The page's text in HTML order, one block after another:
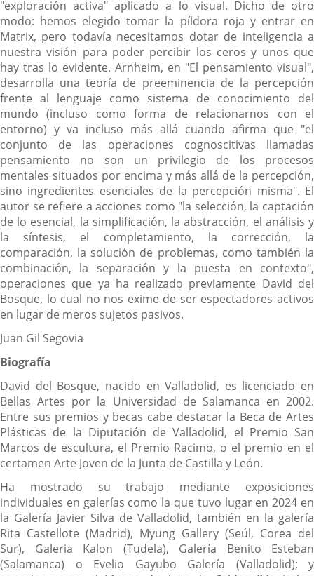
"exploración activa" aplicado a lo visual. Dicho de otro
modo: hemos elegido tomar la píldora roja y entrar en
Matrix, pero todavía necesitamos dotar de inteligencia a
nuestra visión para poder percibir los ceros y unos que
hay tras lo evidente. Arnheim, en "El pensamiento visual",
desarrolla una teoría de preeminencia de la percepción
frente al lenguaje como sistema de conocimiento del
mundo (incluso como forma de relacionarnos con el
entorno) y va incluso más allá cuando afirma que "el
conjunto de las operaciones cognoscitivas llamadas
pensamiento no son un privilegio de los procesos
mentales situados por encima y más allá de la percepción,
sino ingredientes esenciales de la percepción misma". El
autor se refiere a acciones como "la selección, la captación
de lo esencial, la simplificación, la abstracción, el análisis y
la síntesis, el completamiento, la corrección, la
comparación, la solución de problemas, como también la
combinación, la separación y la puesta en contexto",
operaciones que ya ha realizado previamente David del
Bosque, lo cual no nos exime de ser espectadores activos
en lugar de meros sujetos pasivos.
Juan Gil Segovia
Biografía
David del Bosque, nacido en Valladolid, es licenciado en
Bellas Artes por la Universidad de Salamanca en 2002.
Entre sus premios y becas cabe destacar la Beca de Artes
Plásticas de la Diputación de Valladolid, el Premio San
Marcos de escultura, el Premio Racimo, o el premio en el
certamen Arte Joven de la Junta de Castilla y León.
Ha mostrado su trabajo mediante exposiciones
individuales en galerías como la que tuvo lugar en 2024 en
la Galería Javier Silva de Valladolid, también en la galería
Rita Castellote (Madrid), Myung Gallery (Seúl, Corea del
Sur), Galeria Kalon (Tudela), Galería Benito Esteban
(Salamanca) o Evelio Gayubo Galería (Valladolid); y